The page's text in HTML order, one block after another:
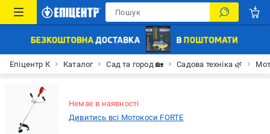
Епіцентр К Каталог Сад та город 🏡 Садова техніка 🌿
Немає в наявності
Дивитись всі Мотокоси FORTE